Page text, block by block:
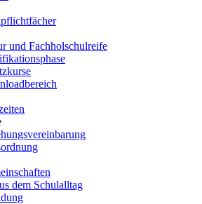
und Fachholschulreife
dem Schulalltag